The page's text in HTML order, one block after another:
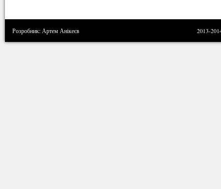
Розробник: Артем Анікеєв 2013-